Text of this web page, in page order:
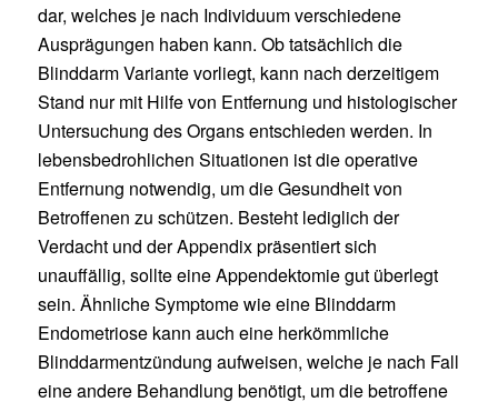
dar, welches je nach Individuum verschiedene
Ausprägungen haben kann. Ob tatsächlich die
Blinddarm Variante vorliegt, kann nach derzeitigem
Stand nur mit Hilfe von Entfernung und histologischer
Untersuchung des Organs entschieden werden. In
lebensbedrohlichen Situationen ist die operative
Entfernung notwendig, um die Gesundheit von
Betroffenen zu schützen. Besteht lediglich der
Verdacht und der Appendix präsentiert sich
unauffällig, sollte eine Appendektomie gut überlegt
sein. Ähnliche Symptome wie eine Blinddarm
Endometriose kann auch eine herkömmliche
Blinddarmentzündung aufweisen, welche je nach Fall
eine andere Behandlung benötigt, um die betroffene